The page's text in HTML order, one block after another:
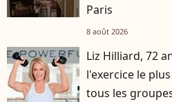
Paris
8 août 2026
Liz Hilliard, 72
l'exercice le
tous les